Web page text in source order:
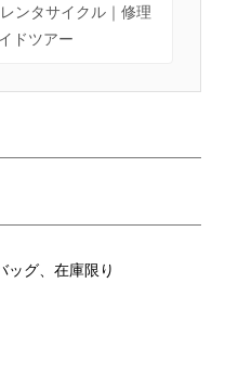
ンタサイクル｜修理
ドツアー
ッグ、在庫限り